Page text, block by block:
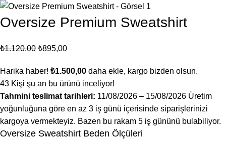
Oversize Premium Sweatshirt
₺1.120,00 ₺895,00
Harika haber! ₺1.500,00 daha ekle, kargo bizden olsun.
43 Kişi şu an bu ürünü inceliyor!
Tahmini teslimat tarihleri: 11/08/2026 – 15/08/2026 Üretim
yoğunluğuna göre en az 3 iş günü içerisinde siparişlerinizi
kargoya vermekteyiz. Bazen bu rakam 5 iş gününü bulabiliyor.
Oversize Sweatshirt Beden Ölçüleri